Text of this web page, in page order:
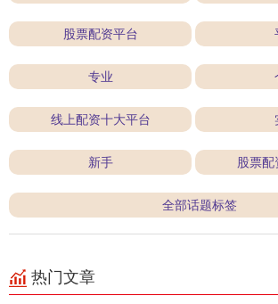
股票配资平台
专业
线上配资十大平台
新手 股票
全部话题标签
热门文章